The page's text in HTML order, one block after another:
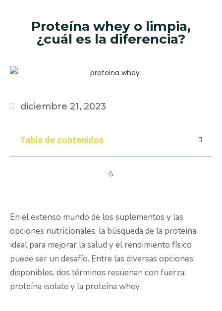
Proteína whey o limpia,
¿cuál es la diferencia?
diciembre 21, 2023
Tabla de contenidos
En el extenso mundo de los suplementos y las
opciones nutricionales, la búsqueda de la proteína
ideal para mejorar la salud y el rendimiento físico
puede ser un desafío. Entre las diversas opciones
disponibles, dos términos resuenan con fuerza:
proteína isolate y la proteína whey.